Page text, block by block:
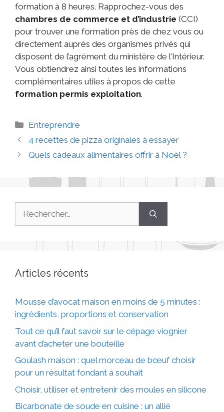
formation à 8 heures. Rapprochez-vous des
chambres de commerce et d’industrie (CCI)
pour trouver une formation près de chez vous ou
directement auprès des organismes privés qui
disposent de l’agrément du ministère de l’Intérieur.
Vous obtiendrez ainsi toutes les informations
complémentaires utiles à propos de cette
formation permis exploitation.
Entreprendre
4 recettes de pizza originales à essayer
Quels cadeaux alimentaires offrir à Noël ?
Articles récents
Mousse d’avocat maison en moins de 5 minutes :
ingrédients, proportions et conservation
Tout ce qu’il faut savoir sur le cépage viognier
avant d’acheter une bouteille
Goulash maison : quel morceau de bœuf choisir
pour un résultat fondant à souhait
Choisir, utiliser et entretenir des moules en silicone
Bicarbonate de soude en cuisine : un allié